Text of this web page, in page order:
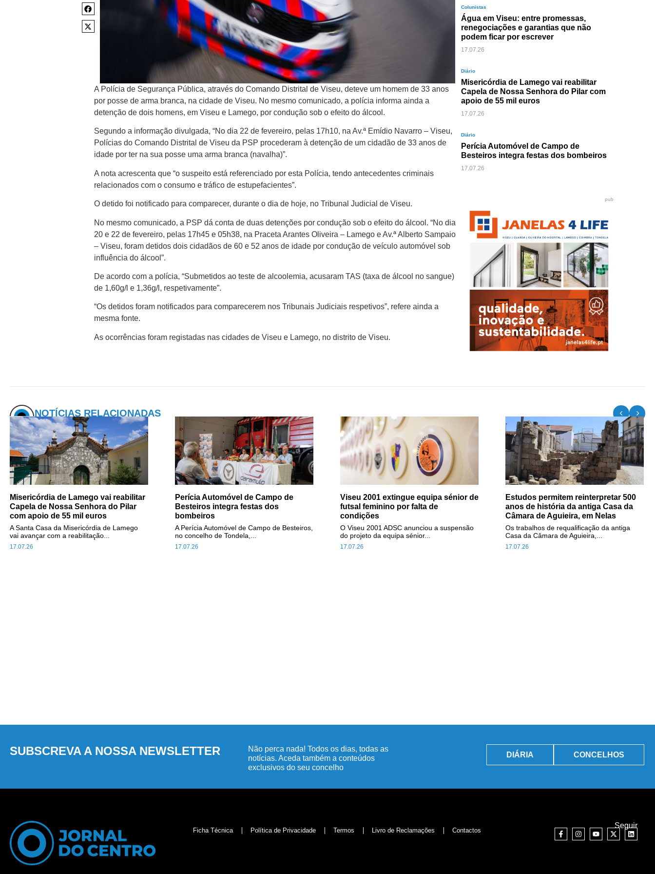
A Polícia de Segurança Pública, através do Comando Distrital de Viseu, deteve um homem de 33 anos
por posse de arma branca, na cidade de Viseu. No mesmo comunicado, a polícia informa ainda a
detenção de dois homens, em Viseu e Lamego, por condução sob o efeito do álcool.
Segundo a informação divulgada, “No dia 22 de fevereiro, pelas 17h10, na Av.ª Emídio Navarro – Viseu,
Polícias do Comando Distrital de Viseu da PSP procederam à detenção de um cidadão de 33 anos de
idade por ter na sua posse uma arma branca (navalha)”.
A nota acrescenta que “o suspeito está referenciado por esta Polícia, tendo antecedentes criminais
relacionados com o consumo e tráfico de estupefacientes”.
O detido foi notificado para comparecer, durante o dia de hoje, no Tribunal Judicial de Viseu.
No mesmo comunicado, a PSP dá conta de duas detenções por condução sob o efeito do álcool. “No dia
20 e 22 de fevereiro, pelas 17h45 e 05h38, na Praceta Arantes Oliveira – Lamego e Av.ª Alberto Sampaio
– Viseu, foram detidos dois cidadãos de 60 e 52 anos de idade por condução de veículo automóvel sob
influência do álcool”.
De acordo com a polícia, “Submetidos ao teste de alcoolemia, acusaram TAS (taxa de álcool no sangue)
de 1,60g/l e 1,36g/l, respetivamente”.
“Os detidos foram notificados para comparecerem nos Tribunais Judiciais respetivos”, refere ainda a
mesma fonte.
As ocorrências foram registadas nas cidades de Viseu e Lamego, no distrito de Viseu.
Colunistas
Água em Viseu: entre promessas,
renegociações e garantias que não
podem ficar por escrever
17.07.26
Diário
Misericórdia de Lamego vai reabilitar
Capela de Nossa Senhora do Pilar com
apoio de 55 mil euros
17.07.26
Diário
Perícia Automóvel de Campo de
Besteiros integra festas dos bombeiros
17.07.26
pub
NOTÍCIAS RELACIONADAS
Misericórdia de Lamego vai reabilitar
Capela de Nossa Senhora do Pilar
com apoio de 55 mil euros
17.07.26
A Santa Casa da Misericórdia de Lamego
vai avançar com a reabilitação...
Perícia Automóvel de Campo de
Besteiros integra festas dos
bombeiros
17.07.26
A Perícia Automóvel de Campo de Besteiros,
no concelho de Tondela,...
Viseu 2001 extingue equipa sénior de
futsal feminino por falta de
condições
17.07.26
O Viseu 2001 ADSC anunciou a suspensão
do projeto da equipa sénior...
Estudos permitem reinterpretar 500
anos de história da antiga Casa da
Câmara de Aguieira, em Nelas
17.07.26
Os trabalhos de requalificação da antiga
Casa da Câmara de Aguieira,...
SUBSCREVA A NOSSA NEWSLETTER
Não perca nada! Todos os dias, todas as
notícias. Aceda também a conteúdos
exclusivos do seu concelho
DIÁRIA CONCELHOS
Ficha Técnica Política de Privacidade Termos Livro de Reclamações Contactos
Seguir